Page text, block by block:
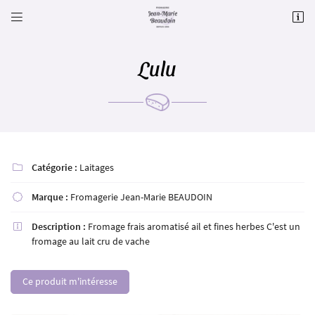
 
Rafraîchir le captcha
Lulu
 Catégorie : Laitages
 Marque : Fromagerie Jean-Marie BEAUDOIN
 Description : Fromage frais aromatisé ail et fines herbes C'est un
fromage au lait cru de vache
Ce produit m'intéresse